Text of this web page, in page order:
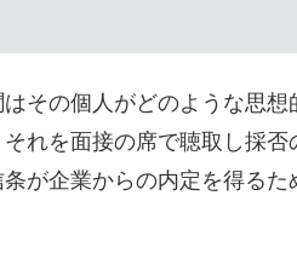
その個人がどのような思
れを面接の席で聴取し採
が企業からの内定を得る